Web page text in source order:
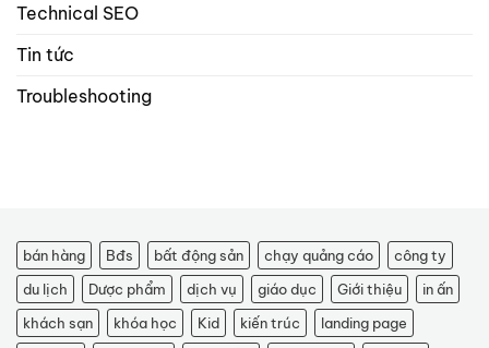
Technical SEO
Tin tức
Troubleshooting
bán hàng Bđs bất động sản chạy quảng cáo
công ty
du lịch
Dược phẩm dịch vụ giáo dục Giới thiệu
in ấn
khách sạn
khóa học Kid kiến trúc
landing page